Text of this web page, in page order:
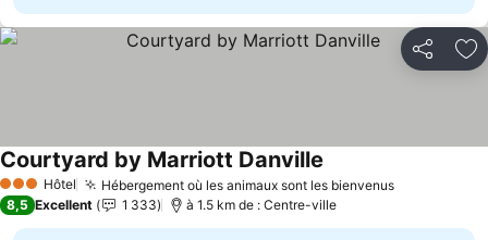
Partager
3 ÉtoilesHôtel Hébergement où les animaux sont les bienvenusConsulter
Courtyard by Marriott Danville
8,5 Excellent 1 333 à 1.5 km de : Centre-ville